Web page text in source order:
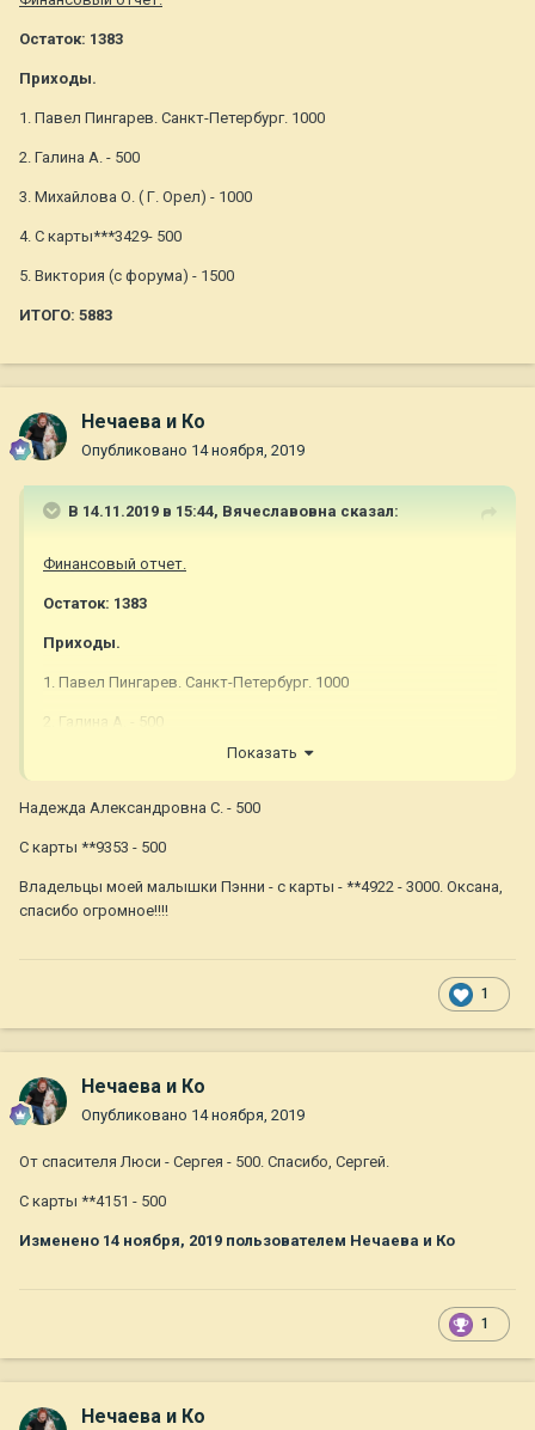
Остаток: 1383
Приходы.
1. Павел Пингарев. Санкт-Петербург. 1000
2. Галина А. - 500
3. Михайлова О. ( Г. Орел) - 1000
4. С карты***3429- 500
5. Виктория (с форума) - 1500
ИТОГО: 5883
Нечаева и Ко
Опубликовано 14 ноября, 2019
В 14.11.2019 в 15:44, Вячеславовна сказал:
Финансовый отчет.
Остаток: 1383
Приходы.
1. Павел Пингарев. Санкт-Петербург. 1000
2. Галина А. - 500
3. Михайлова О. ( Г. Орел) - 1000
4. С карты***3429- 500
5. Виктория (с форума) - 1500
ИТОГО: 5883
Показать
Надежда Александровна С. - 500
С карты **9353 - 500
Владельцы моей малышки Пэнни - с карты - **4922 - 3000. Оксана,
спасибо огромное!!!!
1
Нечаева и Ко
Опубликовано 14 ноября, 2019
От спасителя Люси - Сергея - 500. Спасибо, Сергей.
С карты **4151 - 500
Изменено 14 ноября, 2019 пользователем Нечаева и Ко
1
Нечаева и Ко